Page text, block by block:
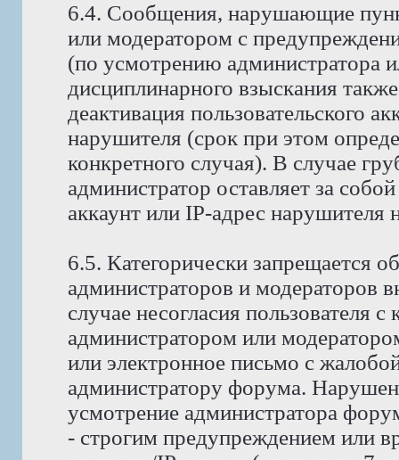
6.4. Сообщения, нарушающие
или модератором с
(по усмотрению администратора
дисциплинарного взыскания
деактивация пользовательского
нарушителя (срок при этом
конкретного случая). В случае
администратор оставляет за
аккаунт или IP-адрес нарушителя
6.5. Категорически запрещается
администраторов и модераторов
случае несогласия
администратором или
или электронное письмо с
администратору форума.
усмотрение администратора
- строгим предупреждением или